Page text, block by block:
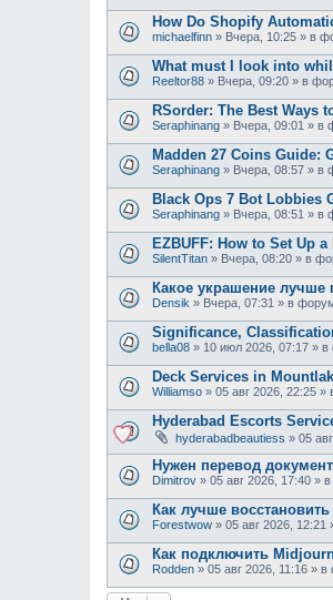
How Do Shopify
michaelfinn » Вчера, 10:25 » в
What must I look into
Reeltor88 » Вчера, 09:20 » в
RSorder: The Best Ways
Seraphinang » Вчера, 09:01 » в
Madden 27 Coins Guide:
Seraphinang » Вчера, 08:57 » в
Black Ops 7 Bot Lobbies
Seraphinang » Вчера, 08:51 » в
EZBUFF: How to Set Up
SilentTitan » Вчера, 08:20 » в
Какое украшение лучше
Densik » Вчера, 07:31 » в
Significance,
bella08 » 10 июл 2026, 07:17 » в
Deck Services in
Williamso » 05 авг 2026, 22:25 »
Hyderabad Escorts
hyderabadbeautiess » 05
Нужен перевод
Dimitrov » 05 авг 2026, 17:40 »
Как лучше
Forestwow » 05 авг 2026, 12:21
Как подключить
Rodden » 05 авг 2026, 11:16 » в